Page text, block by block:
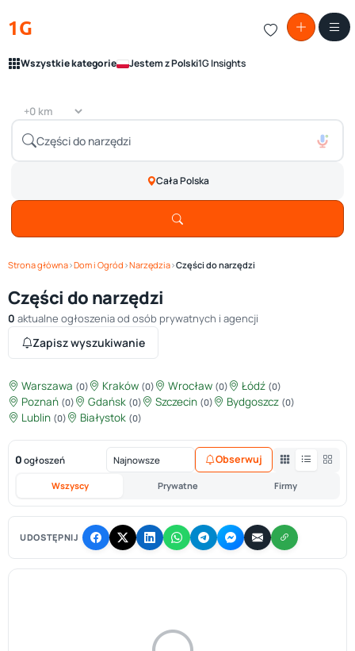
1G
Wszystkie kategorie Jestem z Polski1G Insights
Cała Polska
Strona główna›Dom i Ogród ›Narzędzia›Części do narzędzi
Części do narzędzi
0 aktualne ogłoszenia od osób prywatnych i agencji
Zapisz wyszukiwanie
Warszawa (0) Kraków (0) Wrocław (0) Łódź (0)
Poznań (0) Gdańsk (0) Szczecin (0) Bydgoszcz (0)
Lublin (0) Białystok (0)
0 ogłoszeń
Wszyscy Prywatne Firmy
Obserwuj
UDOSTĘPNIJ